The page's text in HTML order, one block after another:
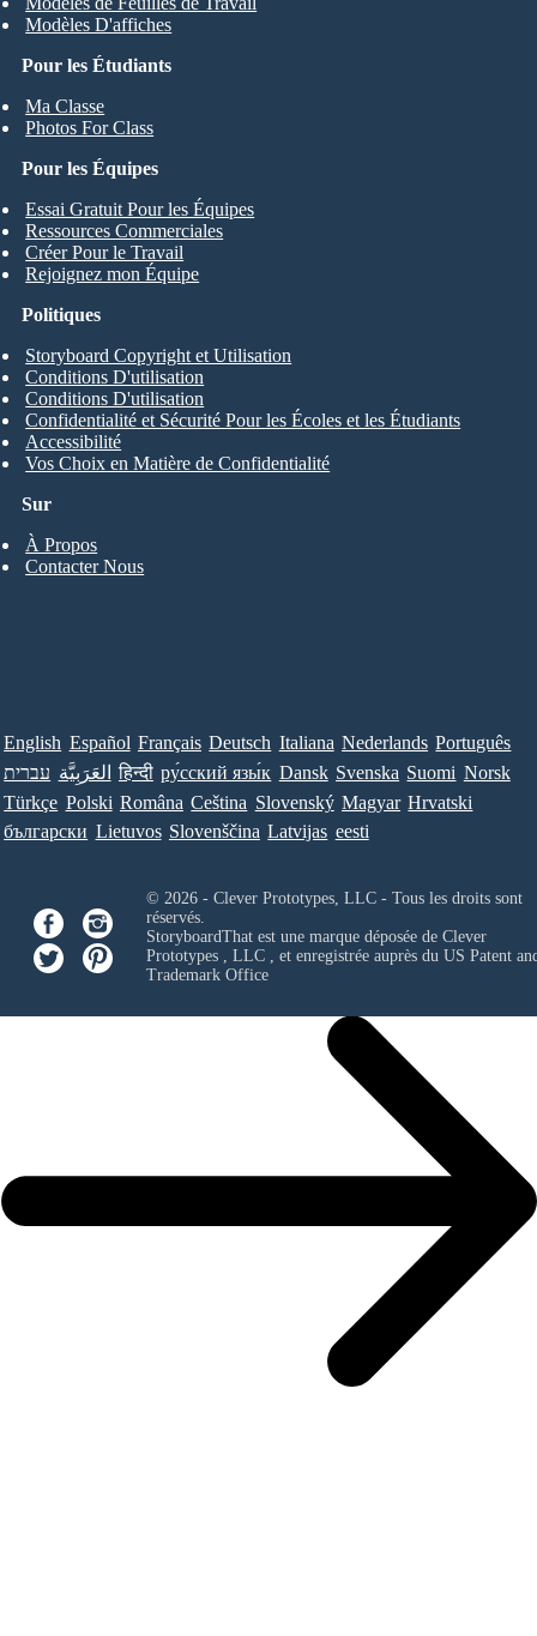
Pour les Étudiants
Ma Classe
Photos For Class
Modèles D'affiches
Pour les Équipes
Essai Gratuit Pour les Équipes
Ressources Commerciales
Créer Pour le Travail
Rejoignez mon Équipe
Sur
À Propos
Contacter Nous
Politiques
Storyboard Copyright et Utilisation
Conditions D'utilisation
Conditions D'utilisation
Confidentialité et Sécurité Pour les Écoles et les Étudiants
Accessibilité
Vos Choix en Matière de Confidentialité
English Español Français Deutsch Italiana Nederlands Português
עברית العَرَبِيَّة हिन्दी ру́сский язы́к Dansk Svenska Suomi Norsk
Türkçe Polski Româna Ceština Slovenský Magyar Hrvatski
български Lietuvos Slovenščina Latvijas eesti
© 2026 - Clever Prototypes, LLC - Tous les droits sont
réservés.
StoryboardThat est une marque déposée de Clever
Prototypes , LLC, et enregistrée auprès du US Patent
Trademark Office